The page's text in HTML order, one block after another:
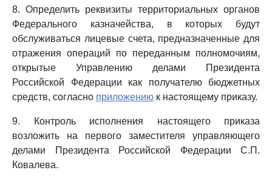
8. Определить реквизиты территориальных органов
Федерального казначейства, в которых будут
обслуживаться лицевые счета, предназначенные для
отражения операций по переданным полномочиям,
открытые Управлению делами Президента
Российской Федерации как получателю бюджетных
средств, согласно приложению к настоящему приказу.
9. Контроль исполнения настоящего приказа
возложить на первого заместителя управляющего
делами Президента Российской Федерации С.П.
Ковалева.